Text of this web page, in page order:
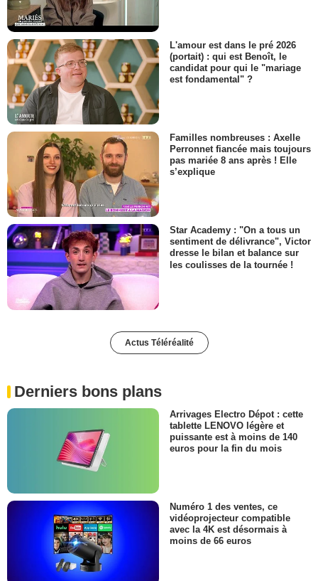
L'amour est dans le pré 2026
(portait) : qui est Benoît, le
candidat pour qui le "mariage
est fondamental" ?
Familles nombreuses : Axelle
Perronnet fiancée mais toujours
pas mariée 8 ans après ! Elle
s’explique
Star Academy : "On a tous un
sentiment de délivrance", Victor
dresse le bilan et balance sur
les coulisses de la tournée !
Actus Téléréalité
Derniers bons plans
Arrivages Electro Dépot : cette
tablette LENOVO légère et
puissante est à moins de 140
euros pour la fin du mois
Numéro 1 des ventes, ce
vidéoprojecteur compatible
avec la 4K est désormais à
moins de 66 euros